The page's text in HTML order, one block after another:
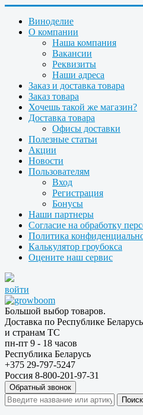
Виноделие
О компании
Наша компания
Вакансии
Реквизиты
Наши адреса
Заказ и доставка товара
Заказ товара
Хочешь такой же магазин?
Доставка товара
Офисы доставки
Полезные статьи
Акции
Новости
Пользователям
Вход
Регистрация
Бонусы
Наши партнеры
Согласие на обработку
Политика
Калькулятор гроубокса
Оцените наш сервис
войти
Большой выбор товаров.
Доставка по Республике Беларусь
и странам ТС
пн-пт 9 - 18 часов
Республика Беларусь
+375 29-797-5247
Россия 8-800-201-97-31
Обратный звонок